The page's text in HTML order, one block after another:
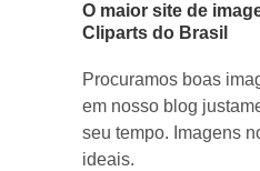
O maior site de
Cliparts do Brasil
Procuramos boas
em nosso blog
seu tempo. Imagens
ideais.